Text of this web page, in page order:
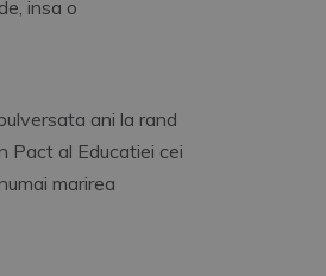
insa o
ani la rand
Pact al Educatiei cei
marirea